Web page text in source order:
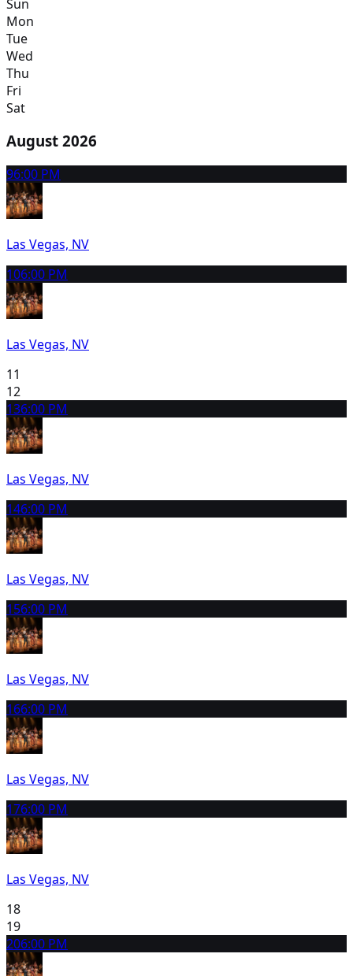
Sun
Mon
Tue
Wed
Thu
Fri
Sat
August 2026
96:00 PM
Las Vegas, NV
106:00 PM
Las Vegas, NV
11
12
136:00 PM
Las Vegas, NV
146:00 PM
Las Vegas, NV
156:00 PM
Las Vegas, NV
166:00 PM
Las Vegas, NV
176:00 PM
Las Vegas, NV
18
19
206:00 PM